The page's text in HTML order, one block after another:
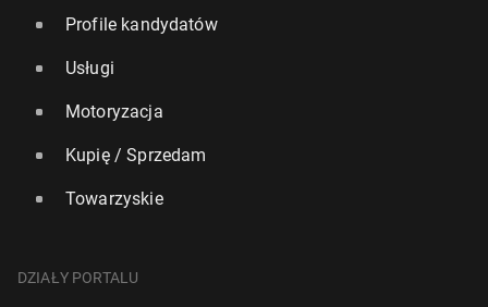
Profile kandydatów
Usługi
Motoryzacja
Kupię / Sprzedam
Towarzyskie
DZIAŁY PORTALU